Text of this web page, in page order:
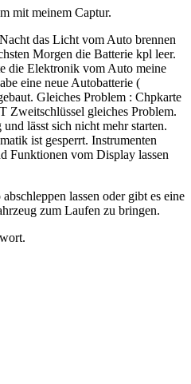
mit meinem Captur.
das Licht vom Auto brennen
Morgen die Batterie kpl leer.
die Elektronik vom Auto meine
eine neue Autobatterie (
Gleiches Problem : Chpkarte
gleiches Problem.
lässt sich nicht mehr starten.
ist gesperrt. Instrumenten
Funktionen vom Display lassen
lassen oder gibt es eine
zum Laufen zu bringen.